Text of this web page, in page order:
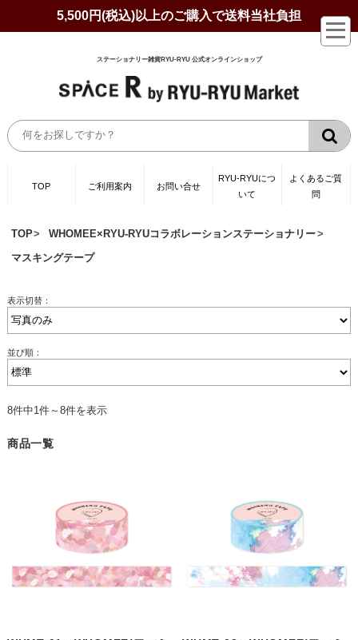
5,500円(税込)以上のご購入で送料当社負担
ステーショナリー雑貨RYU-RYU 公式オンラインショップ
TOP ご利用案内 お問い合せ
RYU-RYUにつ
いて
よくあるご質
問
TOP
WHOMEE×RYU-RYUコラボレーションステーショナリー
マスキングテープ
表示切替：
並び順：
8件中1件～8件を表示
商品一覧